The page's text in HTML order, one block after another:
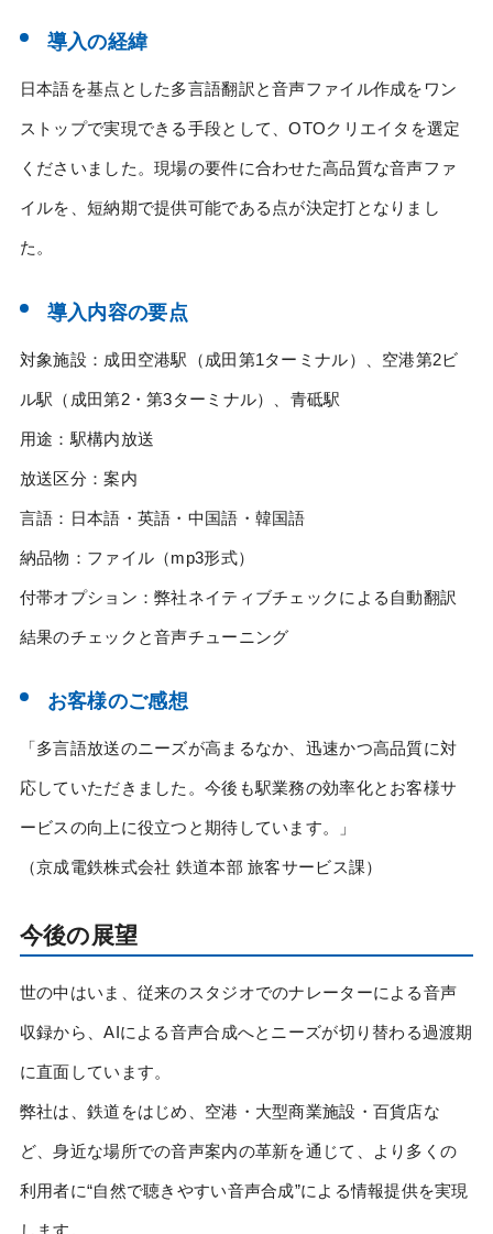
導入の経緯
日本語を基点とした多言語翻訳と音声ファイル作成をワン
ストップで実現できる手段として、OTOクリエイタを選定
くださいました。現場の要件に合わせた高品質な音声ファ
イルを、短納期で提供可能である点が決定打となりまし
た。
導入内容の要点
対象施設：成田空港駅（成田第1ターミナル）、空港第2ビ
ル駅（成田第2・第3ターミナル）、青砥駅
用途：駅構内放送
放送区分：案内
言語：日本語・英語・中国語・韓国語
納品物：ファイル（mp3形式）
付帯オプション：弊社ネイティブチェックによる自動翻訳
結果のチェックと音声チューニング
お客様のご感想
「多言語放送のニーズが高まるなか、迅速かつ高品質に対
応していただきました。今後も駅業務の効率化とお客様サ
ービスの向上に役立つと期待しています。」
（京成電鉄株式会社 鉄道本部 旅客サービス課）
今後の展望
世の中はいま、従来のスタジオでのナレーターによる音声
収録から、AIによる音声合成へとニーズが切り替わる過渡期
に直面しています。
弊社は、鉄道をはじめ、空港・大型商業施設・百貨店な
ど、身近な場所での音声案内の革新を通じて、より多くの
利用者に“自然で聴きやすい音声合成”による情報提供を実現
します。